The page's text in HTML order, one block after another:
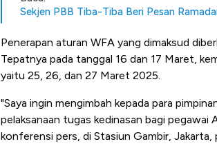
Sekjen PBB Tiba-Tiba Beri Pesan
Penerapan aturan WFA yang dimaksud
Tepatnya pada tanggal 16 dan 17 Maret,
yaitu 25, 26, dan 27 Maret 2025.
"Saya ingin mengimbah kepada para
pelaksanaan tugas kedinasan bagi pegawai
konferensi pers, di Stasiun Gambir,